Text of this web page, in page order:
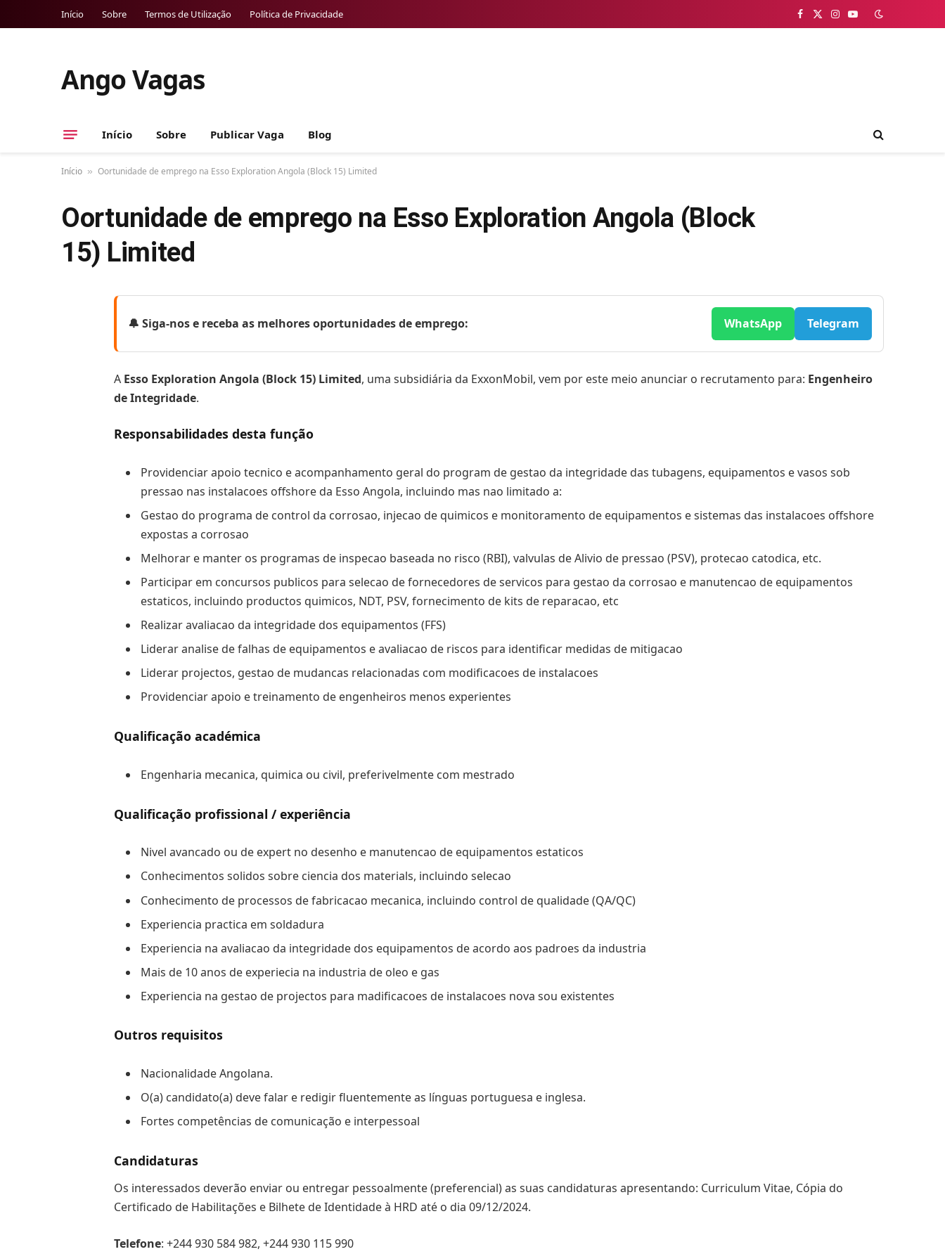
Início Sobre Termos de Utilização Política de Privacidade Facebook
X
Instagram
YouTube
Ango Vagas
Início Sobre Publicar Vaga Blog
Início » Oortunidade de emprego na Esso Exploration Angola (Block 15) Limited
Oortunidade de emprego na Esso Exploration Angola (Block
15) Limited
🔔 Siga-nos e receba as melhores oportunidades de emprego: WhatsApp Telegram
A Esso Exploration Angola (Block 15) Limited, uma subsidiária da ExxonMobil, vem por este meio anunciar o recrutamento para: Engenheiro
de Integridade.
Responsabilidades desta função
Providenciar apoio tecnico e acompanhamento geral do program de gestao da integridade das tubagens, equipamentos e vasos sob
pressao nas instalacoes offshore da Esso Angola, incluindo mas nao limitado a:
Gestao do programa de control da corrosao, injecao de quimicos e monitoramento de equipamentos e sistemas das instalacoes offshore
expostas a corrosao
Melhorar e manter os programas de inspecao baseada no risco (RBI), valvulas de Alivio de pressao (PSV), protecao catodica, etc.
Participar em concursos publicos para selecao de fornecedores de servicos para gestao da corrosao e manutencao de equipamentos
estaticos, incluindo productos quimicos, NDT, PSV, fornecimento de kits de reparacao, etc
Realizar avaliacao da integridade dos equipamentos (FFS)
Liderar analise de falhas de equipamentos e avaliacao de riscos para identificar medidas de mitigacao
Liderar projectos, gestao de mudancas relacionadas com modificacoes de instalacoes
Providenciar apoio e treinamento de engenheiros menos experientes
Qualificação académica
Engenharia mecanica, quimica ou civil, preferivelmente com mestrado
Qualificação profissional / experiência
Nivel avancado ou de expert no desenho e manutencao de equipamentos estaticos
Conhecimentos solidos sobre ciencia dos materials, incluindo selecao
Conhecimento de processos de fabricacao mecanica, incluindo control de qualidade (QA/QC)
Experiencia practica em soldadura
Experiencia na avaliacao da integridade dos equipamentos de acordo aos padroes da industria
Mais de 10 anos de experiecia na industria de oleo e gas
Experiencia na gestao de projectos para madificacoes de instalacoes nova sou existentes
Outros requisitos
Nacionalidade Angolana.
O(a) candidato(a) deve falar e redigir fluentemente as línguas portuguesa e inglesa.
Fortes competências de comunicação e interpessoal
Candidaturas
Os interessados deverão enviar ou entregar pessoalmente (preferencial) as suas candidaturas apresentando: Curriculum Vitae, Cópia do
Certificado de Habilitações e Bilhete de Identidade à HRD até o dia 09/12/2024.
Telefone: +244 930 584 982, +244 930 115 990